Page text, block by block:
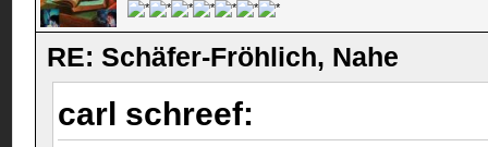
RE: Schäfer-Fröhlich, Nahe
carl schreef: